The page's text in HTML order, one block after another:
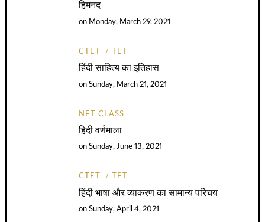
हिमनद
on Monday, March 29, 2021
CTET TET
हिंदी साहित्य का इतिहास
onSunday, March 21, 2021
NET CLASS
हिदी वर्णमाला
onSunday, June 13, 2021
CTET TET
हिंदी भाषा और व्याकरण का सामान्य परिचय
onSunday, April 4, 2021